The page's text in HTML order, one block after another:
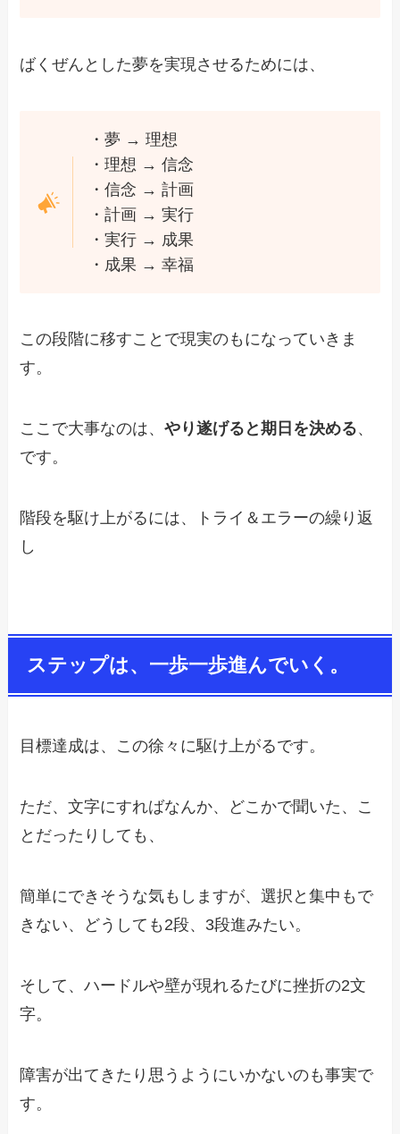
ばくぜんとした夢を実現させるためには、
・夢 → 理想
・理想 → 信念
・信念 → 計画
・計画 → 実行
・実行 → 成果
・成果 → 幸福
この段階に移すことで現実のもになっていきま
す。
ここで大事なのは、やり遂げると期日を決める、
です。
階段を駆け上がるには、トライ＆エラーの繰り返
し
ステップは、一歩一歩進んでいく。
目標達成は、この徐々に駆け上がるです。
ただ、文字にすればなんか、どこかで聞いた、こ
とだったりしても、
簡単にできそうな気もしますが、選択と集中もで
きない、どうしても2段、3段進みたい。
そして、ハードルや壁が現れるたびに挫折の2文
字。
障害が出てきたり思うようにいかないのも事実で
す。